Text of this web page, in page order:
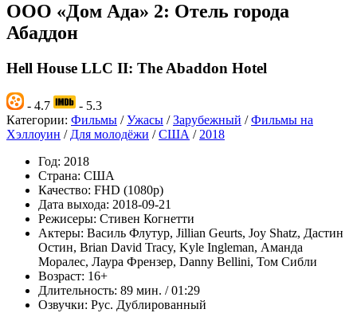
ООО «Дом Ада» 2: Отель города
Абаддон
Hell House LLC II: The Abaddon Hotel
- 4.7
- 5.3
Категории: Фильмы /Ужасы /Зарубежный /Фильмы на
Хэллоуин / Для молодёжи /США / 2018
Год: 2018
Страна: США
Качество: FHD (1080p)
Дата выхода: 2018-09-21
Режисеры: Стивен Когнетти
Актеры: Василь Флутур, Jillian Geurts, Joy Shatz, Дастин
Остин, Brian David Tracy, Kyle Ingleman, Аманда
Моралес, Лаура Френзер, Danny Bellini, Том Сибли
Возраст: 16+
Длительность: 89 мин. / 01:29
Озвучки: Рус. Дублированный